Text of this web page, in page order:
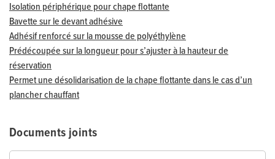
Isolation périphérique pour chape flottante
Bavette sur le devant adhésive
Adhésif renforcé sur la mousse de polyéthylène
Prédécoupée sur la longueur pour s’ajuster à la hauteur de
réservation
Permet une désolidarisation de la chape flottante dans le cas d’un
plancher chauffant
Documents joints